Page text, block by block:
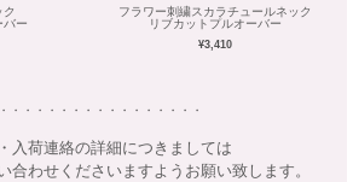
バー
フラワー刺繍スカラチュールネック
リブカットプルオーバー
¥3,410
・・・・・・・・・・・・・・・・
入荷連絡の詳細につきましては
合わせくださいますようお願い致します。